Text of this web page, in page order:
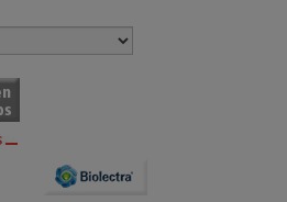
Spracheinstellung)
ermöglichen es uns
zugeschrittene Inhalte
Partnerprogramm zu
mit deren Hilfe wir unsere